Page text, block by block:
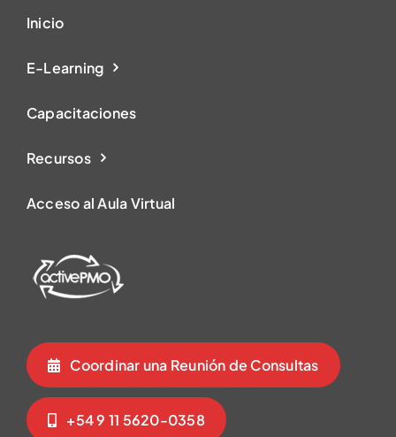
Inicio
E-Learning
Capacitaciones
Recursos
Acceso al Aula Virtual
Coordinar una Reunión de Consultas
+54 9 11 5620-0358